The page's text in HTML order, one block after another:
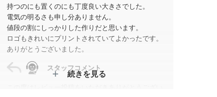
持つのにも置くのにも丁度良い大きさでした。
電気の明るさも申し分ありません。
値段の割にしっかりした作りだと思います。
ロゴもきれいにプリントされていてよかったです。
ありがとうございました。
スタッフコメント
続きを見る